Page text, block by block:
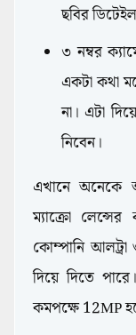
ছবির
৩ নম্বর
একটা কথা
না। এটা
নিবেন।
এখানে অনেকে
ম্যাক্রো
কোম্পানি আলট্রা
দিয়ে দিতে
কমপক্ষে 12MP